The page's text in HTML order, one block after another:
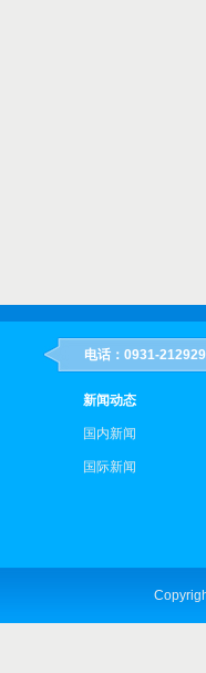
电话：0931-
新闻动态
国内新闻
国际新闻